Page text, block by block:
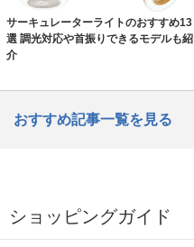
サーキュレーターライトのおすすめ13
選 調光対応や首振りできるモデルも紹
介
おすすめ記事一覧を見る
ショッピングガイド